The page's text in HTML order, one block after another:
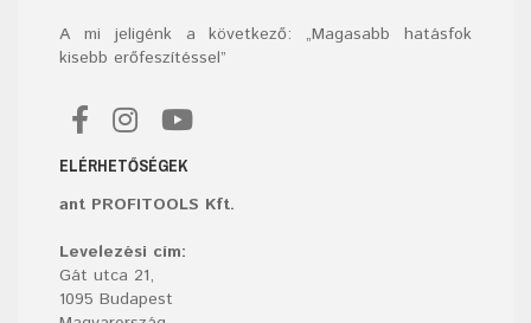
A mi jeligénk a következő: „Magasabb hatásfok
kisebb erőfeszítéssel”
ELÉRHETŐSÉGEK
ant PROFITOOLS Kft.
Levelezési cím:
Gát utca 21,
1095 Budapest